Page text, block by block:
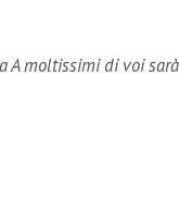
A moltissimi di voi